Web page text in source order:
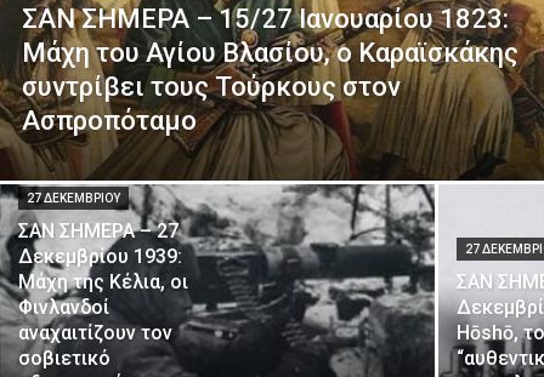
ΣΑΝ ΣΗΜΕΡΑ – 15/27 Ιανουαρίου 1823:
Μάχη του Αγίου Βλασίου, ο Καραϊσκάκης
συντρίβει τους Τούρκους στον
Ασπροπόταμο
27 ΔΕΚΕΜΒΡΊΟΥ
ΣΑΝ ΣΗΜΕΡΑ – 27
Δεκεμβρίου 1939:
Μάχη της Κέλια, οι
Φινλανδοί
αναχαιτίζουν τον
σοβιετικό
27
ΣΑΝ
Hōshō,